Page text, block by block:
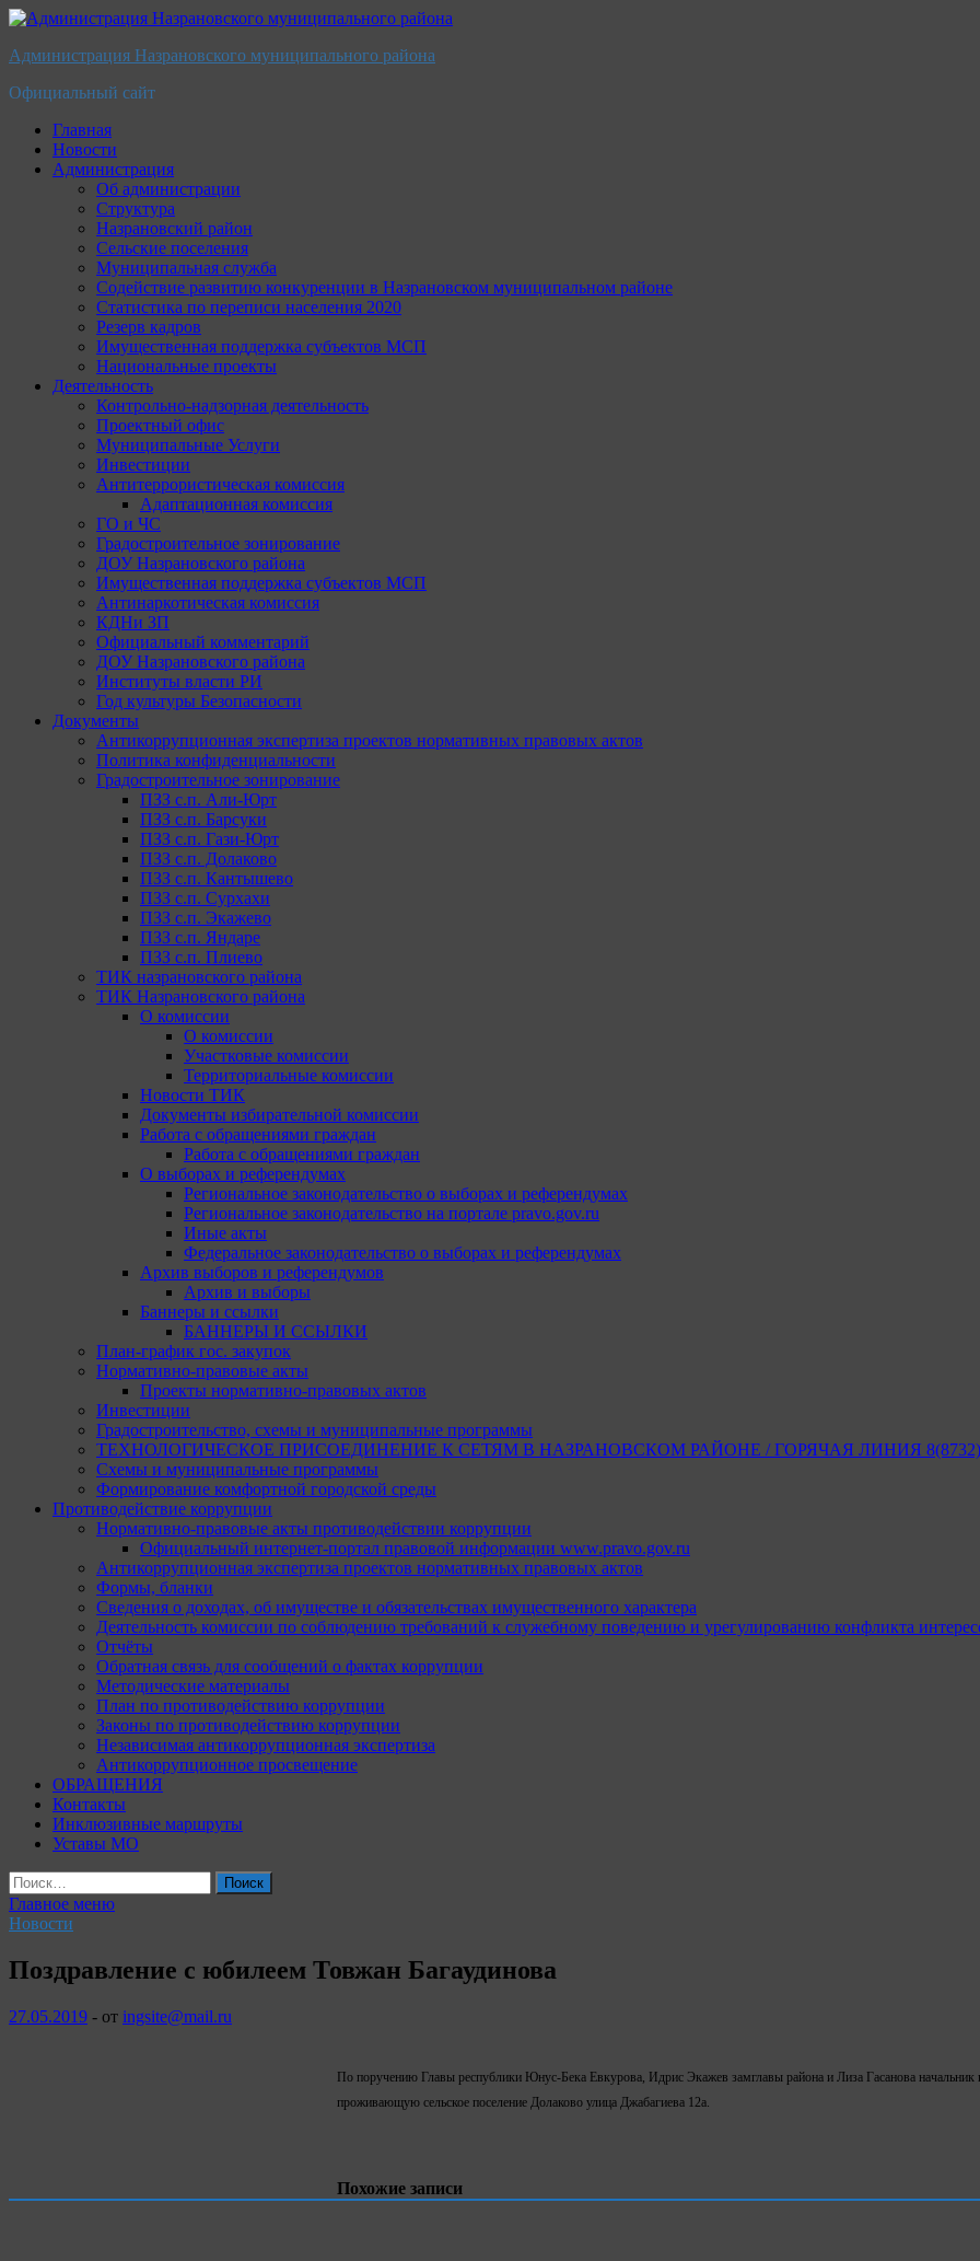
Перейти
содержимому
Администрация Назрановского муниципального района
Официальный сайт
Главная
Новости
Администрация
Об администрации
Структура
Назрановский район
Сельские поселения
Муниципальная служба
Содействие развитию конкуренции в Назрановском муниципальном районе
Статистика по переписи населения 2020
Резерв кадров
Имущественная поддержка субъектов МСП
Национальные проекты
Деятельность
Контрольно-надзорная деятельность
Проектный офис
Муниципальные Услуги
Инвестиции
Антитеррористическая комиссия
Адаптационная комиссия
ГО и ЧС
Градостроительное зонирование
ДОУ Назрановского района
Имущественная поддержка субъектов МСП
Антинаркотическая комиссия
КДНи ЗП
Официальный комментарий
ДОУ Назрановского района
Институты власти РИ
Год культуры Безопасности
Документы
Антикоррупционная экспертиза проектов нормативных правовых актов
Политика конфиденциальности
Градостроительное зонирование
ПЗЗ с.п. Али-Юрт
ПЗЗ с.п. Барсуки
ПЗЗ с.п. Гази-Юрт
ПЗЗ с.п. Долаково
ПЗЗ с.п. Кантышево
ПЗЗ с.п. Сурхахи
ПЗЗ с.п. Экажево
ПЗЗ с.п. Яндаре
ПЗЗ с.п. Плиево
ТИК назрановского района
ТИК Назрановского района
О комиссии
О комиссии
Участковые комиссии
Территориальные комиссии
Новости ТИК
Документы избирательной комиссии
Работа с обращениями граждан
Работа с обращениями граждан
О выборах и референдумах
Региональное законодательство о выборах и референдумах
Региональное законодательство на портале pravo.gov.ru
Иные акты
Федеральное законодательство о выборах и референдумах
Архив выборов и референдумов
Архив и выборы
Баннеры и ссылки
БАННЕРЫ И ССЫЛКИ
План-график гос. закупок
Нормативно-правовые акты
Проекты нормативно-правовых актов
Инвестиции
Градостроительство, схемы и муниципальные программы
ТЕХНОЛОГИЧЕСКОЕ ПРИСОЕДИНЕНИЕ К СЕТЯМ В НАЗРАНОВСКОМ РАЙОНЕ / ГОРЯЧАЯ ЛИНИЯ 8(8732)
Схемы и муниципальные программы
Формирование комфортной городской среды
Противодействие коррупции
Нормативно-правовые акты противодействии коррупции
Официальный интернет-портал правовой информации www.pravo.gov.ru
Антикоррупционная экспертиза проектов нормативных правовых актов
Формы, бланки
Сведения о доходах, об имуществе и обязательствах имущественного характера
Деятельность комиссии по соблюдению требований к служебному поведению и урегулированию конфликта
Отчёты
Обратная связь для сообщений о фактах коррупции
Методические материалы
План по противодействию коррупции
Законы по противодействию коррупции
Независимая антикоррупционная экспертиза
Антикоррупционное просвещение
ОБРАЩЕНИЯ
Контакты
Инклюзивные маршруты
Уставы МО
Найти:
Главное меню
Новости
Поздравление с юбилеем Товжан Багаудинова
27.05.2019 - от ingsite@mail.ru
По поручению Главы республики Юнус-Бека Евкурова, Идрис Экажев замглавы района и Лиза Гасанова
проживающую сельское поселение Долаково улица Джабагиева 12а.
Похожие записи